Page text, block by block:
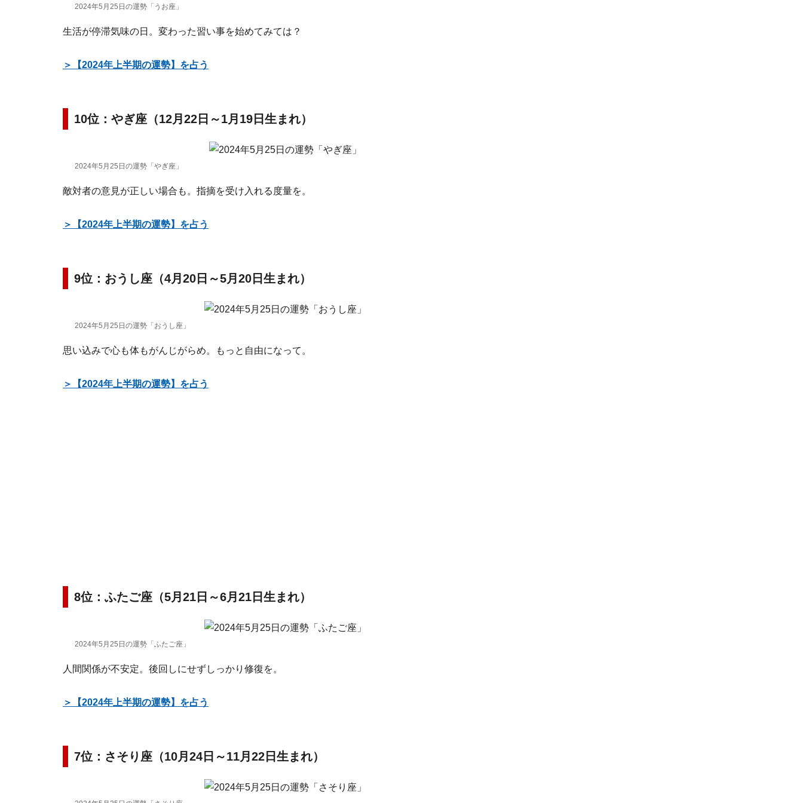
2024年5月25日の運勢「うお座」
生活が停滞気味の日。変わった習い事を始めてみては？
＞【2024年上半期の運勢】を占う
10位：やぎ座（12月22日～1月19日生まれ）
2024年5月25日の運勢「やぎ座」
敵対者の意見が正しい場合も。指摘を受け入れる度量を。
＞【2024年上半期の運勢】を占う
9位：おうし座（4月20日～5月20日生まれ）
2024年5月25日の運勢「おうし座」
思い込みで心も体もがんじがらめ。もっと自由になって。
＞【2024年上半期の運勢】を占う
8位：ふたご座（5月21日～6月21日生まれ）
2024年5月25日の運勢「ふたご座」
人間関係が不安定。後回しにせずしっかり修復を。
＞【2024年上半期の運勢】を占う
7位：さそり座（10月24日～11月22日生まれ）